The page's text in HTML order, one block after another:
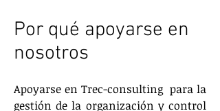
Por qué apoyarse en
nosotros
Apoyarse en Trec-consulting para la
gestión de la organización y control